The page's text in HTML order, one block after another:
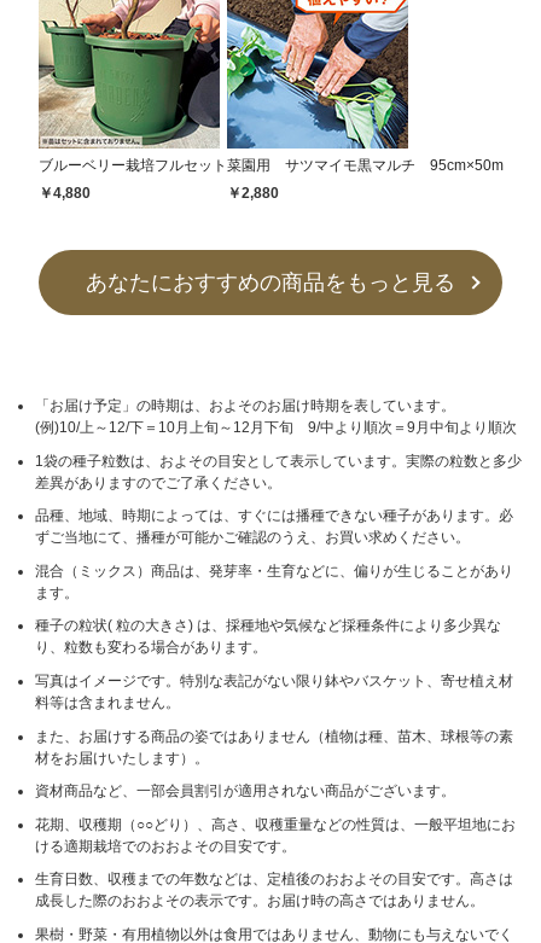
ブルーベリー栽培フルセット
￥4,880
菜園用 サツマイモ黒マルチ 95cm×50m
￥2,880
あなたにおすすめの商品をもっと見る
「お届け予定」の時期は、およそのお届け時期を表しています。
(例)10/上～12/下＝10月上旬～12月下旬 9/中より順次＝9月中旬より順次
1袋の種子粒数は、およその目安として表示しています。実際の粒数と多少
差異がありますのでご了承ください。
品種、地域、時期によっては、すぐには播種できない種子があります。必
ずご当地にて、播種が可能かご確認のうえ、お買い求めください。
混合（ミックス）商品は、発芽率・生育などに、偏りが生じることがあり
ます。
種子の粒状( 粒の大きさ) は、採種地や気候など採種条件により多少異な
り、粒数も変わる場合があります。
写真はイメージです。特別な表記がない限り鉢やバスケット、寄せ植え材
料等は含まれません。
また、お届けする商品の姿ではありません（植物は種、苗木、球根等の素
材をお届けいたします）。
資材商品など、一部会員割引が適用されない商品がございます。
花期、収穫期（○○どり）、高さ、収穫重量などの性質は、一般平坦地にお
ける適期栽培でのおおよその目安です。
生育日数、収穫までの年数などは、定植後のおおよその目安です。高さは
成長した際のおおよその表示です。お届け時の高さではありません。
果樹・野菜・有用植物以外は食用ではありません、動物にも与えないでく